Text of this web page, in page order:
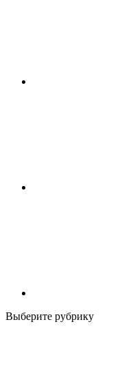
Выберите рубрику